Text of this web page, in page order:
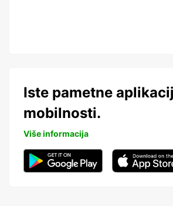
Iste pametne
mobilnosti.
Više informacija